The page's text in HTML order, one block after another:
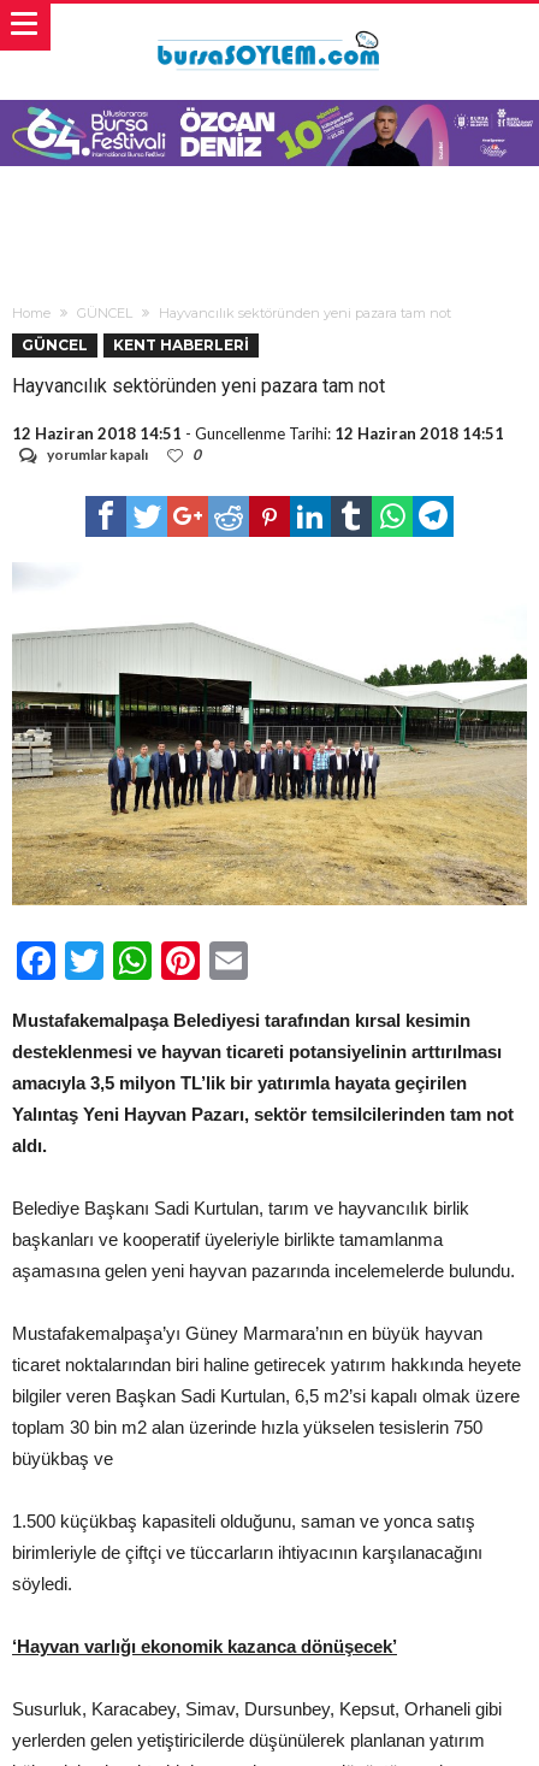
Home GÜNCEL Hayvancılık sektöründen yeni pazara tam not
GÜNCEL KENT HABERLERİ
Hayvancılık sektöründen yeni pazara tam not
12 Haziran 2018 14:51 - Guncellenme Tarihi: 12 Haziran 2018 14:51
Hayvancılık
yorumlar kapalı 0
Facebook
TwitterWhatsApp
Pinterest
Mustafakemalpaşa Belediyesi tarafından kırsal kesimin
desteklenmesi ve hayvan ticareti potansiyelinin arttırılması
amacıyla 3,5 milyon TL’lik bir yatırımla hayata geçirilen
Yalıntaş Yeni Hayvan Pazarı, sektör temsilcilerinden tam not
aldı.
Belediye Başkanı Sadi Kurtulan, tarım ve hayvancılık birlik
başkanları ve kooperatif üyeleriyle birlikte tamamlanma
aşamasına gelen yeni hayvan pazarında incelemelerde bulundu.
Mustafakemalpaşa’yı Güney Marmara’nın en büyük hayvan
ticaret noktalarından biri haline getirecek yatırım hakkında heyete
bilgiler veren Başkan Sadi Kurtulan, 6,5 m2’si kapalı olmak üzere
toplam 30 bin m2 alan üzerinde hızla yükselen tesislerin 750
büyükbaş ve
1.500 küçükbaş kapasiteli olduğunu, saman ve yonca satış
birimleriyle de çiftçi ve tüccarların ihtiyacının karşılanacağını
söyledi.
‘Hayvan varlığı ekonomik kazanca dönüşecek’
Susurluk, Karacabey, Simav, Dursunbey, Kepsut, Orhaneli gibi
yerlerden gelen yetiştiricilerde düşünülerek planlanan yatırım